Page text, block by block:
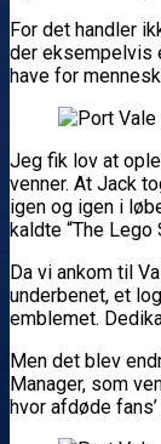
For det handler
der eksempelvis
have for
Jeg fik lov at
venner. At Jack
igen og igen i
kaldte “The
Da vi ankom til
underbenet, et
emblemet.
Men det blev
Manager, som
hvor afdøde